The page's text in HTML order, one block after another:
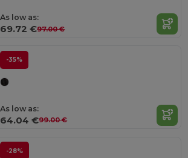
As low as:
69.72 €97.00 €
-35%
As low as:
64.04 €99.00 €
-28%